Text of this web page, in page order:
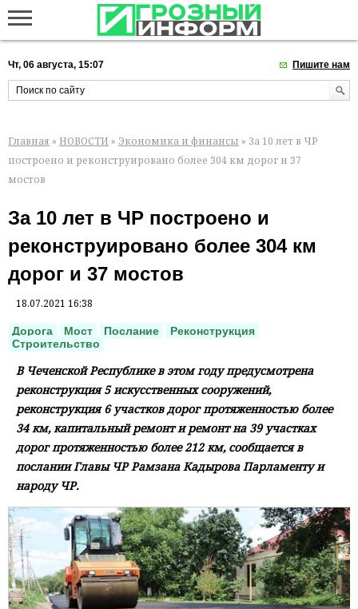
Чт, 06 августа, 15:07 Пишите нам
Главная » НОВОСТИ » Экономика и финансы » За 10 лет в ЧР
построено и реконструировано более 304 км дорог и 37
мостов
За 10 лет в ЧР построено и
реконструировано более 304 км
дорог и 37 мостов
18.07.2021 16:38
Дорога Мост Послание
Реконструкция
Строительство
В Чеченской Республике в этом году предусмотрена
реконструкция 5 искусственных сооружений,
реконструкция 6 участков дорог протяженностью более
34 км, капитальный ремонт и ремонт на 39 участках
дорог протяженностью более 212 км, сообщается в
послании Главы ЧР Рамзана Кадырова Парламенту и
народу ЧР.